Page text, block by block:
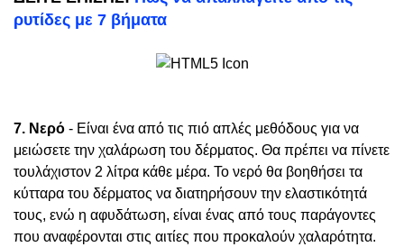
ρυτίδες με 7 βήματα
7. Νερό - Είναι ένα από τις πιό απλές μεθόδους για να
μειώσετε την χαλάρωση του δέρματος. Θα πρέπει να πίνετε
τουλάχιστον 2 λίτρα κάθε μέρα. Το νερό θα βοηθήσει τα
κύτταρα του δέρματος να διατηρήσουν την ελαστικότητά
τους, ενώ η αφυδάτωση, είναι ένας από τους παράγοντες
που αναφέρονται στις αιτίες που προκαλούν χαλαρότητα.